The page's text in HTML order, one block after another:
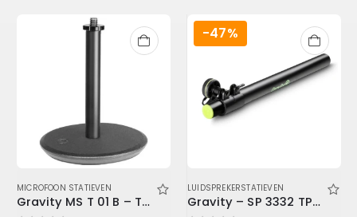
MICROFOON STATIEVEN
Gravity MS T 01 B – Table-Top Microphone Stand
-47%
LUIDSPREKERSTATIEVEN
Gravity – SP 3332 TPB 35 mm tussenpaal